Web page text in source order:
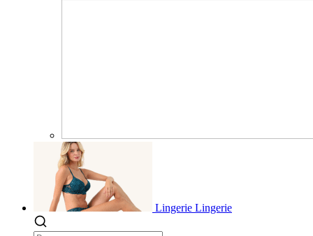
Lingerie Lingerie